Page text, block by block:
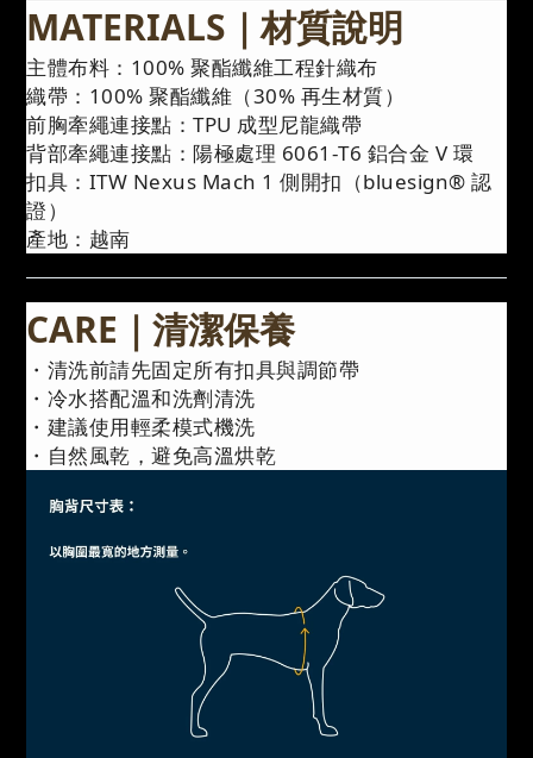
MATERIALS｜材質說明
主體布料：100% 聚酯纖維工程針織布
織帶：100% 聚酯纖維（30% 再生材質）
前胸牽繩連接點：TPU 成型尼龍織帶
背部牽繩連接點：陽極處理 6061-T6 鋁合金 V 環
扣具：ITW Nexus Mach 1 側開扣（bluesign® 認
證）
產地：越南
CARE｜清潔保養
・清洗前請先固定所有扣具與調節帶
・冷水搭配溫和洗劑清洗
・建議使用輕柔模式機洗
・自然風乾，避免高溫烘乾